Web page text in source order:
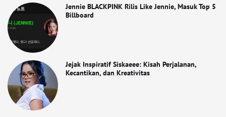
Jennie BLACKPINK Rilis Like Jennie, Masuk Top 5
Billboard
Jejak Inspiratif Siskaeee: Kisah Perjalanan,
Kecantikan, dan Kreativitas